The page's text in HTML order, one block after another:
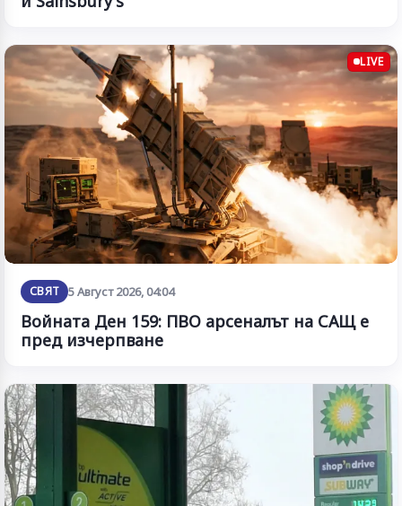
LIVE
СВЯТ 5 Август 2026, 04:04
Войната Ден 159: ПВО арсеналът на САЩ е
пред изчерпване